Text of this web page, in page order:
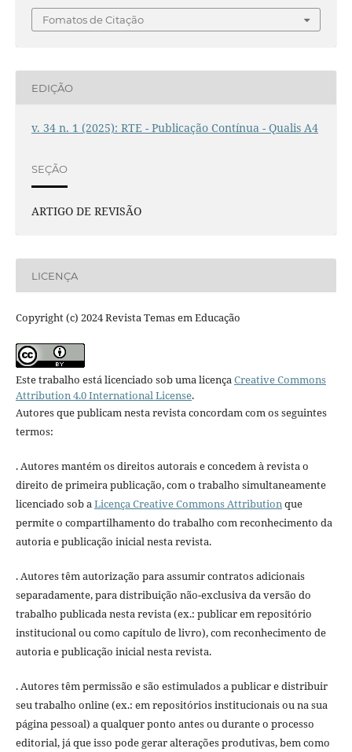
Fomatos de Citação
EDIÇÃO
v. 34 n. 1 (2025): RTE - Publicação Contínua - Qualis A4
SEÇÃO
ARTIGO DE REVISÃO
LICENÇA
Copyright (c) 2024 Revista Temas em Educação
Este trabalho está licenciado sob uma licença Creative Commons
Attribution 4.0 International License.
Autores que publicam nesta revista concordam com os seguintes
termos:
. Autores mantém os direitos autorais e concedem à revista o
direito de primeira publicação, com o trabalho simultaneamente
licenciado sob a Licença Creative Commons Attribution que
permite o compartilhamento do trabalho com reconhecimento da
autoria e publicação inicial nesta revista.
. Autores têm autorização para assumir contratos adicionais
separadamente, para distribuição não-exclusiva da versão do
trabalho publicada nesta revista (ex.: publicar em repositório
institucional ou como capítulo de livro), com reconhecimento de
autoria e publicação inicial nesta revista.
. Autores têm permissão e são estimulados a publicar e distribuir
seu trabalho online (ex.: em repositórios institucionais ou na sua
página pessoal) a qualquer ponto antes ou durante o processo
editorial, já que isso pode gerar alterações produtivas, bem como